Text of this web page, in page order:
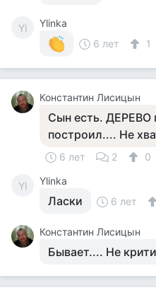
Yl
Ylinka
6 лет
1
Константин Лисицын
Сын есть. ДЕРЕВО
построил.... Не
6 лет 2 0
Yl Ylinka
Ласки 6 лет
Константин Лисицын
Бывает.... Не